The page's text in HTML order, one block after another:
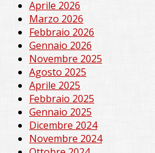
Aprile 2026
Marzo 2026
Febbraio 2026
Gennaio 2026
Novembre 2025
Agosto 2025
Aprile 2025
Febbraio 2025
Gennaio 2025
Dicembre 2024
Novembre 2024